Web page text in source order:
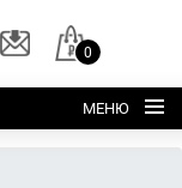
0
МЕНЮ